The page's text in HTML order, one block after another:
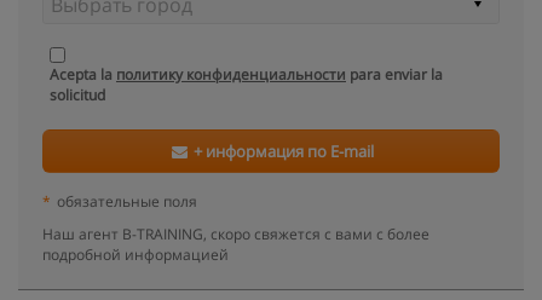
Acepta la политику конфиденциальности para enviar la
solicitud
+ информация по E-mail
* обязательные поля
Наш агент B-TRAINING, скоро свяжется с вами с более
подробной информацией